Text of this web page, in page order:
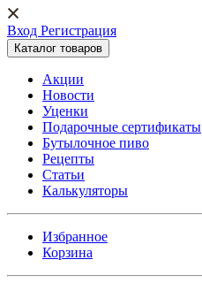
Вход Регистрация
Каталог товаров
Акции
Новости
Уценки
Подарочные сертификаты
Бутылочное пиво
Рецепты
Статьи
Калькуляторы
Избранное
Корзина